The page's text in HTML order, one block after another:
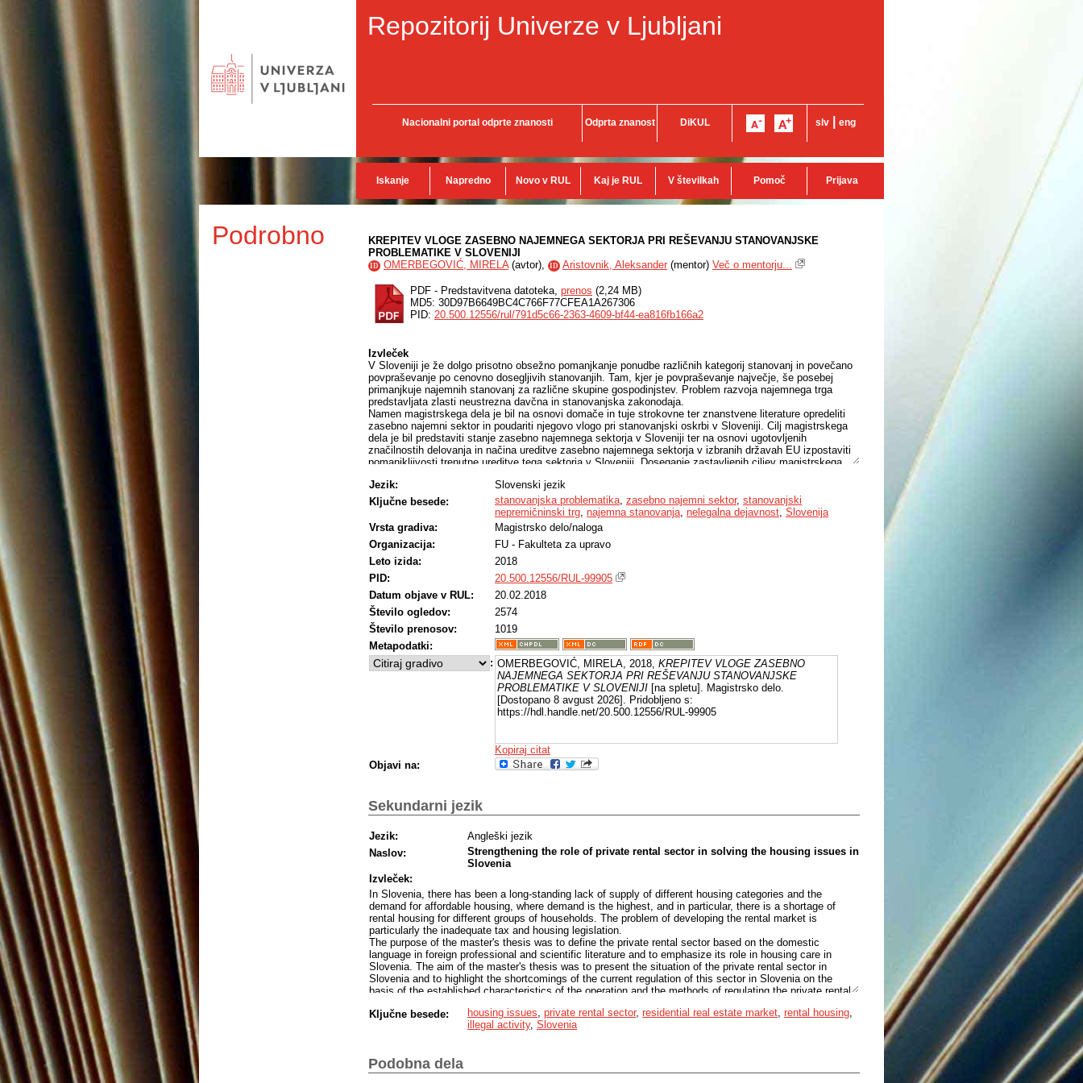
Repozitorij Univerze v Ljubljani
Nacionalni portal odprte znanosti Odprta znanost DiKUL slv eng
Iskanje Napredno Novo v RUL Kaj je RUL V številkah Pomoč Prijava
Podrobno
KREPITEV VLOGE ZASEBNO NAJEMNEGA SEKTORJA PRI REŠEVANJU STANOVANJSKE
PROBLEMATIKE V SLOVENIJI
ID OMERBEGOVIĆ, MIRELA(avtor), ID Aristovnik, Aleksander (mentor) Več o mentorju...
PDF - Predstavitvena datoteka, prenos (2,24 MB)
MD5: 30D97B6649BC4C766F77CFEA1A267306
PID: 20.500.12556/rul/791d5c66-2363-4609-bf44-ea816fb166a2
Izvleček
V Sloveniji je že dolgo prisotno obsežno pomanjkanje ponudbe različnih kategorij stanovanj in povečano
povpraševanje po cenovno dosegljivih stanovanjih. Tam, kjer je povpraševanje največje, še posebej
primanjkuje najemnih stanovanj za različne skupine gospodinjstev. Problem razvoja najemnega trga
predstavljata zlasti neustrezna davčna in stanovanjska zakonodaja.
Namen magistrskega dela je bil na osnovi domače in tuje strokovne ter znanstvene literature opredeliti
zasebno najemni sektor in poudariti njegovo vlogo pri stanovanjski oskrbi v Sloveniji. Cilj magistrskega
dela je bil predstaviti stanje zasebno najemnega sektorja v Sloveniji ter na osnovi ugotovljenih
značilnostih delovanja in načina ureditve zasebno najemnega sektorja v izbranih državah EU izpostaviti
pomanjkljivosti trenutne ureditve tega sektorja v Sloveniji. Doseganje zastavljenih ciljev magistrskega
cilji so oblikovani tudi predlogi za reševanje problematike zasebno najemnega sektorja.
Zaskrbljujoča je ugotovitev, da zasebno najemni sektor v Sloveniji nima politične podpore, zato ostaja
zanemarjen s strani države, poleg tega ga spremlja še izredno slab ugled. Pomanjkljiva urejenost
pravnega razmerja med najemnikom in najemodajalcem, zapleteni in dolgotrajni sodni postopki izselitve
najemnika v primeru kršitev najemne pogodbe ter previsok davek na dohodek od najemnin zavirajo
legalno in učinkovito delovanje zasebno najemnega sektorja.
Krepitev vloge zasebno najemnega sektorja pomeni večjo ponudbo najemnih stanovanj in zmanjšanje
pritiska na sektor socialnih najemnih stanovanj. Zato je potrebno za reševanje problematike zasebno
najemnega sektorja v Sloveniji s pomočjo sprememb davčne politike in stanovanjske zakonodaje
ustvariti spodbudno okolje za njegovo rast in razvoj v pravi smeri ter učinkovito delovanje.
Jezik:
Slovenski jezik
Ključne besede:
stanovanjska problematika, zasebno najemni sektor, stanovanjski
nepremičninski trg, najemna stanovanja, nelegalna dejavnost, Slovenija
Vrsta gradiva:
Magistrsko delo/naloga
Organizacija:
FU - Fakulteta za upravo
Leto izida:
2018
PID:
20.500.12556/RUL-99905
Datum objave v RUL:
20.02.2018
Število ogledov:
2574
Število prenosov:
1019
Metapodatki:
: OMERBEGOVIĆ, MIRELA, 2018, KREPITEV VLOGE ZASEBNO
NAJEMNEGA SEKTORJA PRI REŠEVANJU STANOVANJSKE
PROBLEMATIKE V SLOVENIJI [na spletu]. Magistrsko delo.
[Dostopano 8 avgust 2026]. Pridobljeno s:
https://hdl.handle.net/20.500.12556/RUL-99905
Kopiraj citat
Objavi na:
Sekundarni jezik
Jezik:
Angleški jezik
Naslov:
Strengthening the role of private rental sector in solving the housing issues in
Slovenia
Izvleček:
In Slovenia, there has been a long-standing lack of supply of different housing categories and the
demand for affordable housing, where demand is the highest, and in particular, there is a shortage of
rental housing for different groups of households. The problem of developing the rental market is
particularly the inadequate tax and housing legislation.
The purpose of the master's thesis was to define the private rental sector based on the domestic
language in foreign professional and scientific literature and to emphasize its role in housing care in
Slovenia. The aim of the master's thesis was to present the situation of the private rental sector in
Slovenia and to highlight the shortcomings of the current regulation of this sector in Slovenia on the
basis of the established characteristics of the operation and the methods of regulating the private rental
on the basis of completed semi-structured interviews. In relation to the achieved goals, proposals for
solving the problem of the private rental sector are also formulated.
inadequate regulation of the legal relationship between the tenant and the landlord, complex and lengthy
court procedures for evicting the tenant in case of breach of lease contracts and excessive rental
Ključne besede: housing issues private rental sector, residential real estate market rental housing
illegal activity, Slovenia
Podobna dela